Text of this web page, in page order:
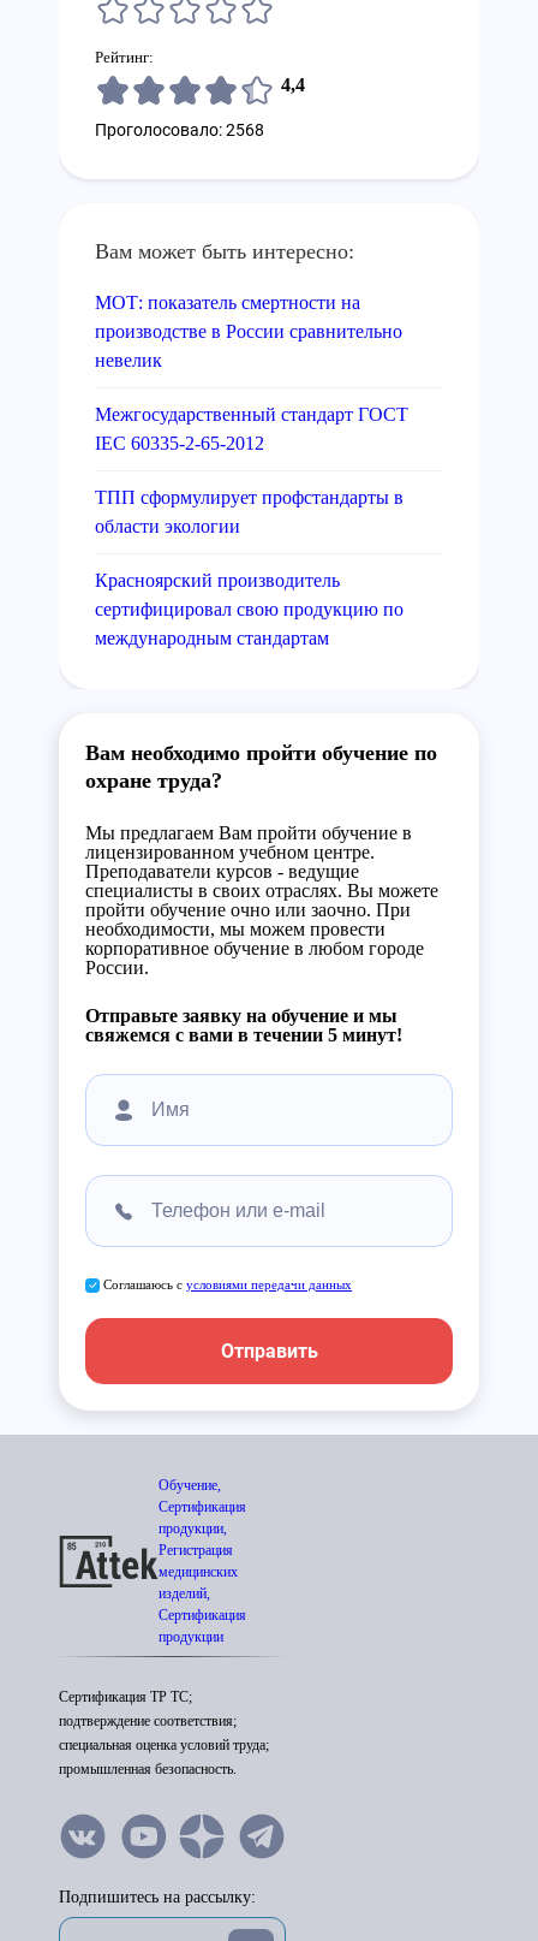
Рейтинг:
4,4
Проголосовало: 2568
Вам может быть интересно:
МОТ: показатель смертности на
производстве в России сравнительно
невелик
Межгосударственный стандарт ГОСТ
IEC 60335-2-65-2012
ТПП сформулирует профстандарты в
области экологии
Красноярский производитель
сертифицировал свою продукцию по
международным стандартам
Вам необходимо пройти обучение по
охране труда?
Мы предлагаем Вам пройти обучение в
лицензированном учебном центре.
Преподаватели курсов - ведущие
специалисты в своих отраслях. Вы можете
пройти обучение очно или заочно. При
необходимости, мы можем провести
корпоративное обучение в любом городе
России.
Отправьте заявку на обучение и мы
свяжемся с вами в течении 5 минут!
Соглашаюсь с условиями передачи данных
Отправить
Обучение,
Сертификация
продукции,
Регистрация
медицинских
изделий,
Сертификация
продукции
Сертификация ТР ТС;
подтверждение соответствия;
специальная оценка условий труда;
промышленная безопасность.
Подпишитесь на рассылку: